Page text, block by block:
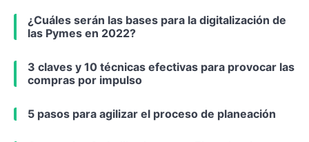
¿Cuáles serán las bases para la digitalización de
las Pymes en 2022?
3 claves y 10 técnicas efectivas para provocar las
compras por impulso
5 pasos para agilizar el proceso de planeación